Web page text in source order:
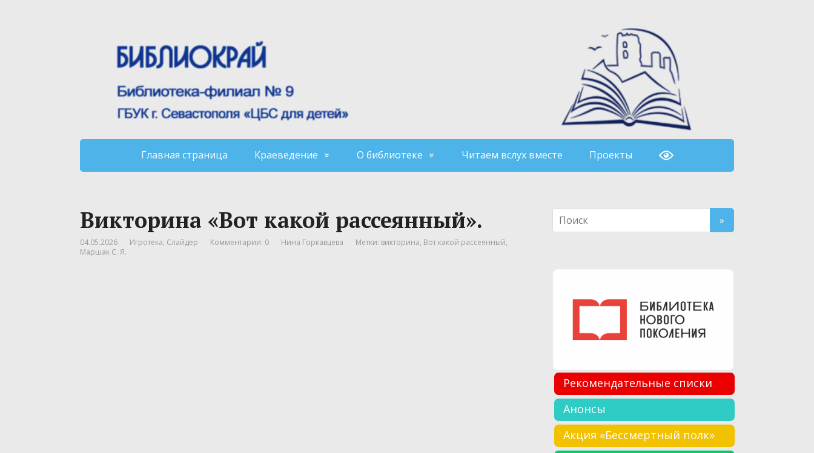
Главная страница Краеведение О библиотеке Читаем вслух вместе Проекты
Викторина «Вот какой рассеянный».
04.05.2026 Игротека, Слайдер Комментарии: 0 Нина Горкавцева Метки: викторина, Вот какой рассеянный,
Маршак С. Я.
Рекомендательные списки
Анонсы
Акция «Бессмертный полк»